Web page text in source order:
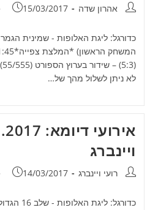
מחבר:אהרון שדה פורסם:
15/03/2017
כדורגל: ליגת האלופות - שמינית
לא ניתן לשלול מהך של…
ויינברג
מחבר:רועי ויינברג פורסם:
14/03/2017
כדורגל: